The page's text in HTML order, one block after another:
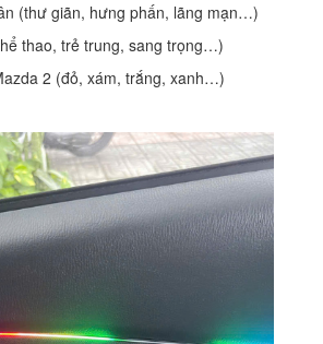
(thư giãn, hưng phấn, lãng mạn…)
thao, trẻ trung, sang trọng…)
2 (đỏ, xám, trắng, xanh…)